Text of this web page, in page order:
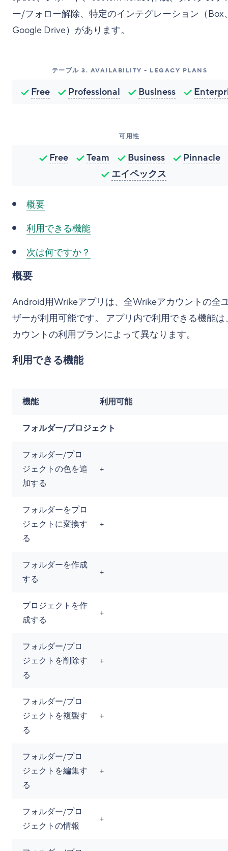
ー/フォロー解除、特定のインテグレーション（Box
Google Drive）があります。
テーブル 3. AVAILABILITY - LEGACY PLANS
Free Professional Business
可用性
Free Team Business
Pinnacle
エイペックス
概要
利用できる機能
次は何ですか？
概要
Android用Wrikeアプリは、全Wrikeアカウントの全
ザーが利用可能です。 アプリ内で利用できる機能は
カウントの利用プランによって異なります。
利用できる機能
機能 利用可能
フォルダー/プロジェクト
フォルダー/プロ
ジェクトの色を追
加する
+
フォルダーをプロ
ジェクトに変換す
る
+
フォルダーを作成
する
+
プロジェクトを作
成する
+
フォルダー/プロ
ジェクトを削除す
る
+
フォルダー/プロ
ジェクトを複製す
る
+
フォルダー/プロ
ジェクトを編集す
る
+
フォルダー/プロ
ジェクトの情報
+